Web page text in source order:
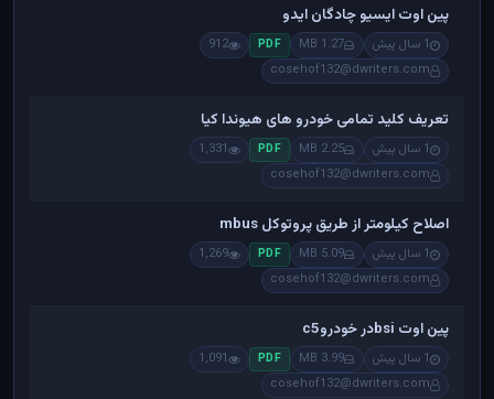
پین اوت ایسیو چادگان ایدو
1 سال پیش 1.27 MB
PDF
912
cosehof132@dwriters.com
تعریف کلید تمامی خودرو های هیوندا کیا
1 سال پیش 2.25 MB
PDF
1,331
cosehof132@dwriters.com
اصلاح کیلومتر از طریق پروتوکل mbus
1 سال پیش 5.09 MB
PDF
1,269
cosehof132@dwriters.com
پین اوت bsiدر خودروc5
1 سال پیش 3.99 MB
PDF
1,091
cosehof132@dwriters.com